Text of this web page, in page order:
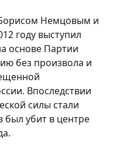
Немцовым и
году выступил
основе Партии
без произвола и
Впоследствии
силы стали
убит в центре